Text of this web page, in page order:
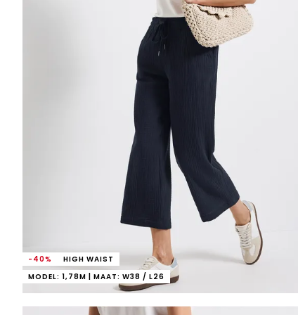
-40%
HIGH WAIST
MODEL: 1,78M | MAAT: W38 / L26